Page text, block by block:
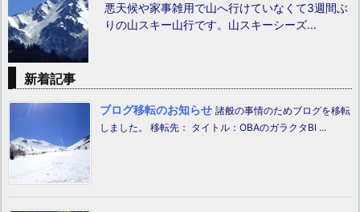
悪天候や家事雑用で山へ行けていなくて3週間ぶ
りの山スキー山行です。山スキーシーズ...
新着記事
ブログ移転のお知らせ 諸般の事情のためブログを移転
しました。 移転先： タイトル：OBAのガラクタBl ...